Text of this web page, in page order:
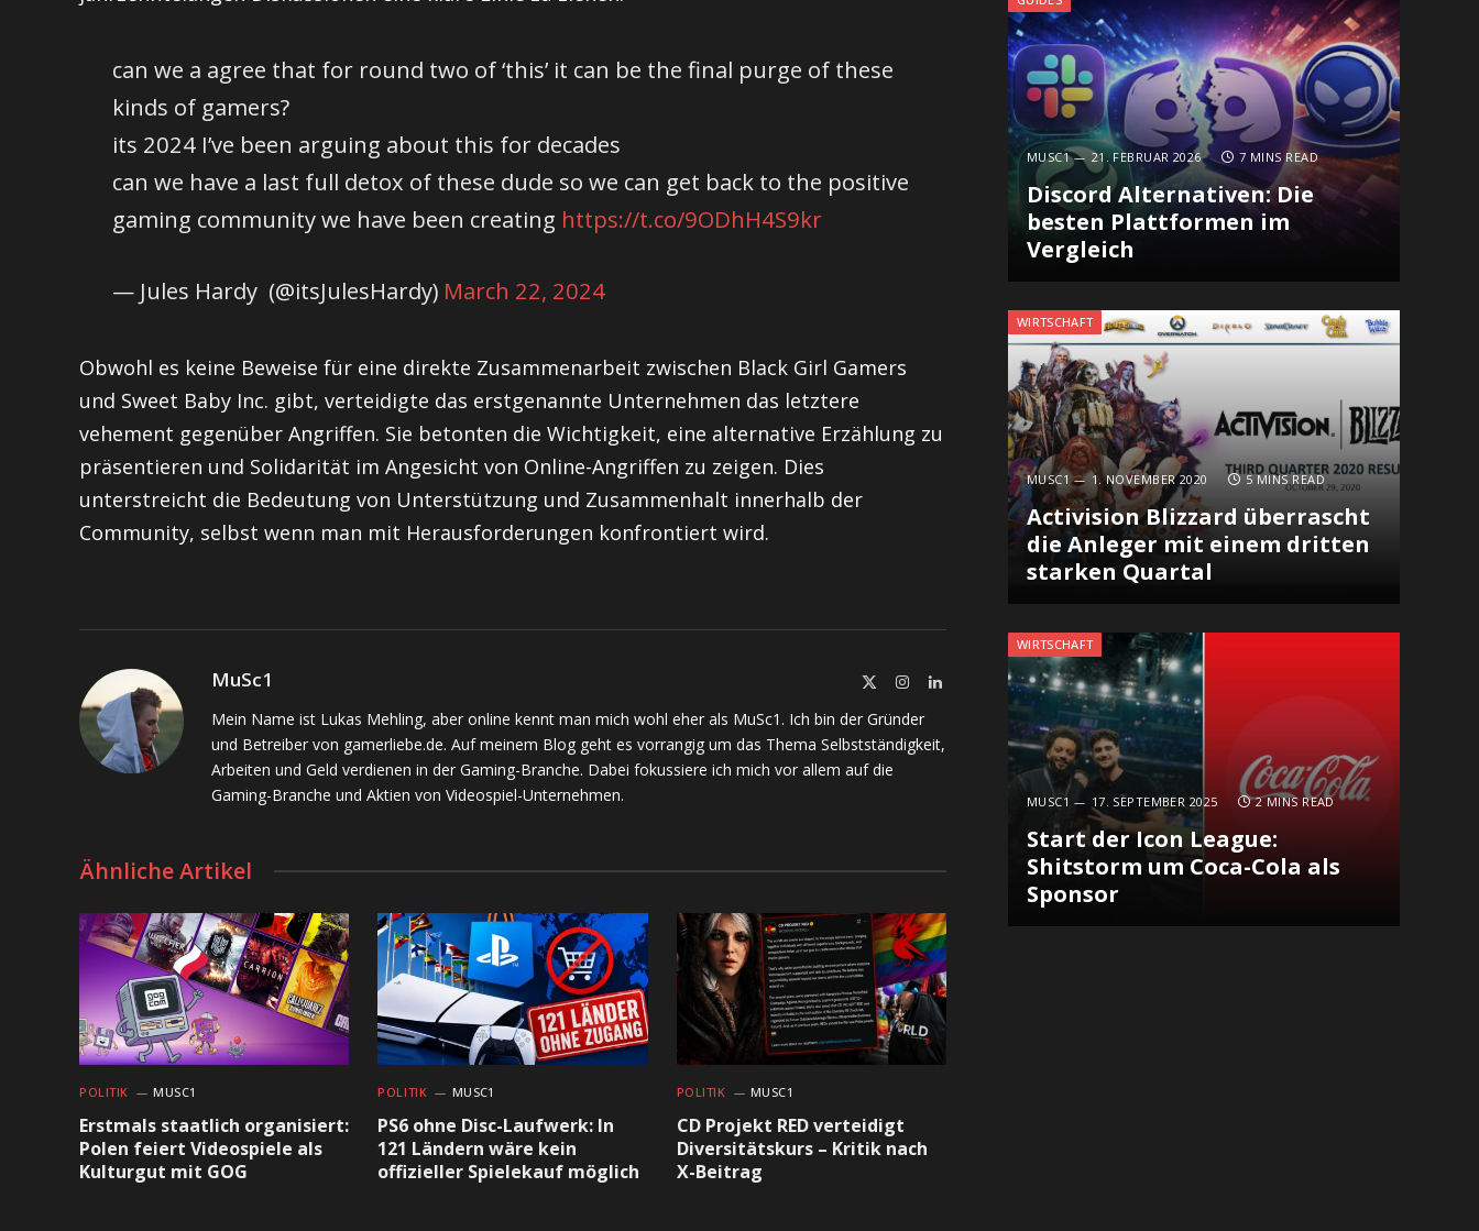
can we a agree that for round two of ‘this’ it can be the final purge of these
kinds of gamers?
its 2024 I’ve been arguing about this for decades
can we have a last full detox of these dude so we can get back to the positive
gaming community we have been creating https://t.co/9ODhH4S9kr
— Jules Hardy ️‍ (@itsJulesHardy) March 22, 2024
Obwohl es keine Beweise für eine direkte Zusammenarbeit zwischen Black Girl Gamers
und Sweet Baby Inc. gibt, verteidigte das erstgenannte Unternehmen das letztere
vehement gegenüber Angriffen. Sie betonten die Wichtigkeit, eine alternative Erzählung zu
präsentieren und Solidarität im Angesicht von Online-Angriffen zu zeigen. Dies
unterstreicht die Bedeutung von Unterstützung und Zusammenhalt innerhalb der
Community, selbst wenn man mit Herausforderungen konfrontiert wird.
MuSc1 InstagramLinkedIn
Mein Name ist Lukas Mehling, aber online kennt man mich wohl eher als MuSc1. Ich bin der Gründer
und Betreiber von gamerliebe.de. Auf meinem Blog geht es vorrangig um das Thema Selbstständigkeit,
Arbeiten und Geld verdienen in der Gaming-Branche. Dabei fokussiere ich mich vor allem auf die
Gaming-Branche und Aktien von Videospiel-Unternehmen.
Ähnliche Artikel
POLITIK MUSC1
Erstmals staatlich organisiert:
Polen feiert Videospiele als
Kulturgut mit GOG
POLITIK MUSC1
PS6 ohne Disc-Laufwerk: In
121 Ländern wäre kein
offizieller Spielekauf möglich
POLITIK MUSC1
CD Projekt RED verteidigt
Diversitätskurs – Kritik nach
X-Beitrag
MUSC1 21. FEBRUAR 2026 7 MINS READ
Discord Alternativen: Die
besten Plattformen im
Vergleich
WIRTSCHAFT
MUSC1 1. NOVEMBER 2020 5 MINS READ
Activision Blizzard über­rascht
die Anleger mit einem dritten
starken Quartal
WIRTSCHAFT
MUSC1 17. SEPTEMBER 2025 2 MINS READ
Start der Icon League:
Shitstorm um Coca-Cola als
Sponsor